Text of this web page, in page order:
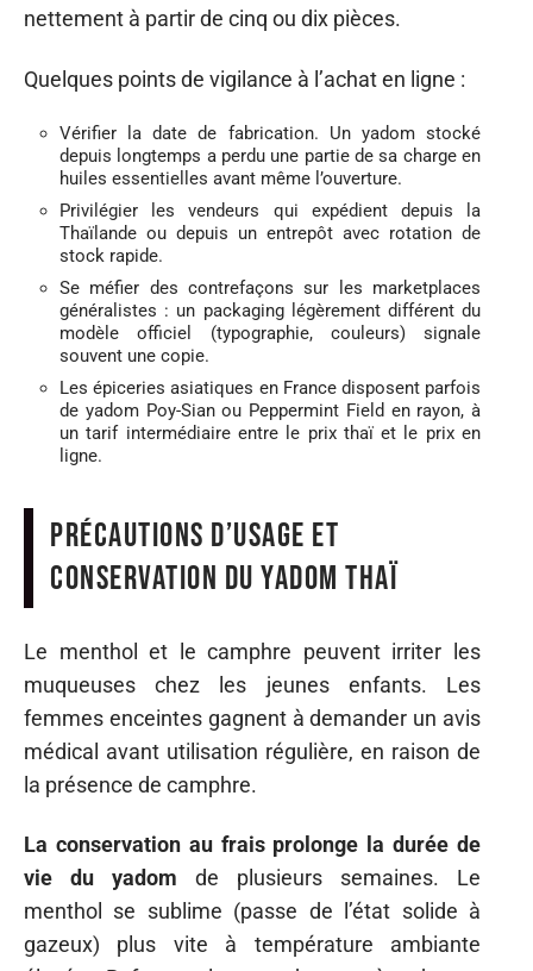
nettement à partir de cinq ou dix pièces.
Quelques points de vigilance à l’achat en ligne :
Vérifier la date de fabrication. Un yadom stocké
depuis longtemps a perdu une partie de sa charge en
huiles essentielles avant même l’ouverture.
Privilégier les vendeurs qui expédient depuis la
Thaïlande ou depuis un entrepôt avec rotation de
stock rapide.
Se méfier des contrefaçons sur les marketplaces
généralistes : un packaging légèrement différent du
modèle officiel (typographie, couleurs) signale
souvent une copie.
Les épiceries asiatiques en France disposent parfois
de yadom Poy-Sian ou Peppermint Field en rayon, à
un tarif intermédiaire entre le prix thaï et le prix en
ligne.
Précautions d’usage et
conservation du yadom thaï
Le menthol et le camphre peuvent irriter les
muqueuses chez les jeunes enfants. Les
femmes enceintes gagnent à demander un avis
médical avant utilisation régulière, en raison de
la présence de camphre.
La conservation au frais prolonge la durée de
vie du yadom de plusieurs semaines. Le
menthol se sublime (passe de l’état solide à
gazeux) plus vite à température ambiante